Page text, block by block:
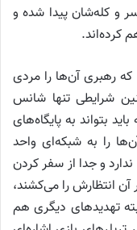
و کله‌شان پیدا شده و
کرده‌اند.
رهبری آن‌ها را مردی
شرایطی تنها شانس
بتواند به پایگاه‌های
را به شبکه‌ای واحد
و جدا از سفر کردن
انتظارش را می‌کشند،
تهدید‌های دیگری هم